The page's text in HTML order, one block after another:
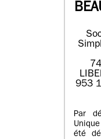
953
Par
été